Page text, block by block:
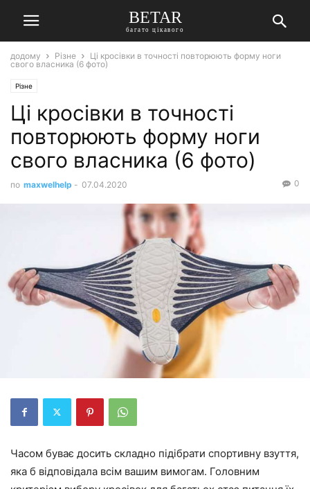
BETAR
багато цікавого
додому Різне
Ці кросівки в точності повторюють форму ноги
свого власника (6 фото)
Різне
Ці кросівки в точності
повторюють форму ноги
свого власника (6 фото)
по maxwelhelp - 07.04.2020 0
Часом буває досить складно підібрати спортивну взуття,
яка б відповідала всім вашим вимогам. Головним